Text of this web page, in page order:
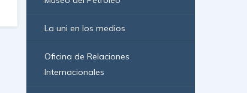
La uni en los medios
Oficina de Relaciones
Internacionales